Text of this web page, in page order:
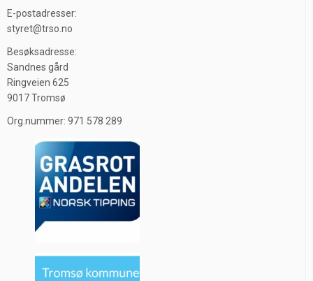
E-postadresser:
styret@trso.no
Besøksadresse:
Sandnes gård
Ringveien 625
9017 Tromsø
Org.nummer: 971 578 289